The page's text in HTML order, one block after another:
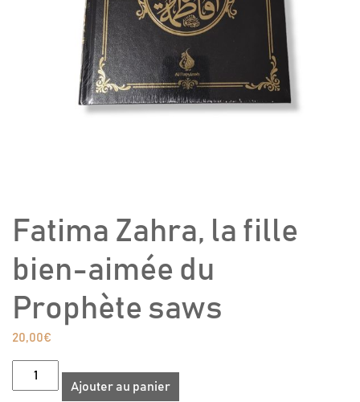
Fatima Zahra, la fille
bien-aimée du
Prophète saws
20,00€
quantité
de
Ajouter au panier